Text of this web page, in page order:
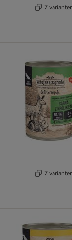
7 varianter
7 varianter